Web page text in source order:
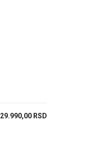
29.990,00 RSD